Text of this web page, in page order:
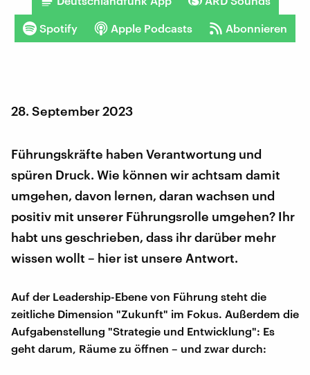
Spotify Apple Podcasts Abonnieren
28. September 2023
Führungskräfte haben Verantwortung und
spüren Druck. Wie können wir achtsam damit
umgehen, davon lernen, daran wachsen und
positiv mit unserer Führungsrolle umgehen? Ihr
habt uns geschrieben, dass ihr darüber mehr
wissen wollt – hier ist unsere Antwort.
Auf der Leadership-Ebene von Führung steht die
zeitliche Dimension "Zukunft" im Fokus. Außerdem die
Aufgabenstellung "Strategie und Entwicklung": Es
geht darum, Räume zu öffnen – und zwar durch: